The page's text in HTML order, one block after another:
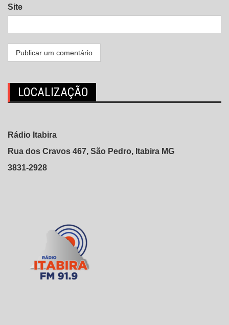
Site
LOCALIZAÇÃO
Rádio Itabira
Rua dos Cravos 467, São Pedro, Itabira MG
3831-2928